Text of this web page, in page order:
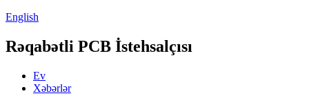
English
Rəqabətli PCB İstehsalçısı
Ev
Xəbərlər